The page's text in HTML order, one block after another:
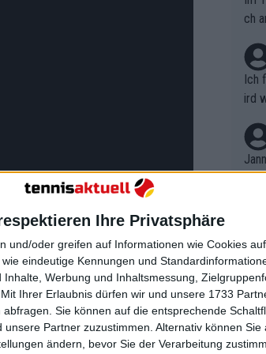
Ihre Privatsphäre
und/oder greifen auf Informationen wie Cookies
eindeutige Kennungen und
Werbung und Inhaltsmessung,
Mit Ihrer Erlaubnis dürfen wir und unsere 1733
Sie können auf die entsprechende
Partner zuzustimmen. Alternativ können Sie
ändern, bevor Sie der Verarbeitung
trainieren
ch
Ich
ird
r in
em
t,
B.
on
n
nt.